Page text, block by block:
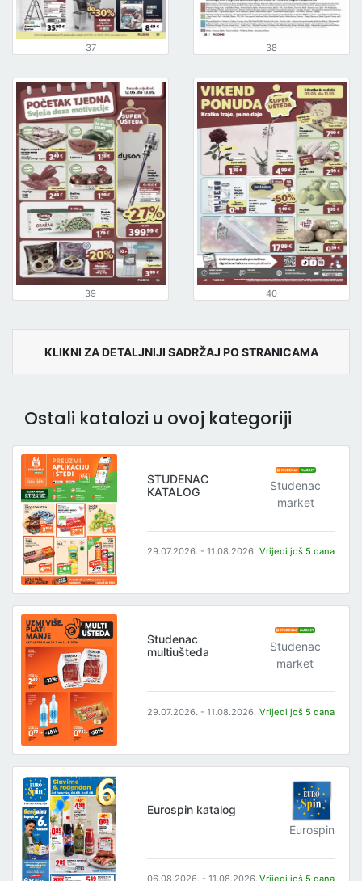
37 38
39 40
KLIKNI ZA DETALJNIJI SADRŽAJ PO STRANICAMA
Ostali katalozi u ovoj kategoriji
STUDENAC
KATALOG
Studenac
market
29.07.2026. - 11.08.2026. Vrijedi još 5 dana
Studenac
multiušteda
Studenac
market
29.07.2026. - 11.08.2026. Vrijedi još 5 dana
Eurospin katalog
Eurospin
06.08.2026. - 11.08.2026. Vrijedi još 5 dana